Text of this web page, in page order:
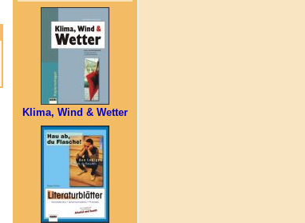
Klima, Wind & Wetter